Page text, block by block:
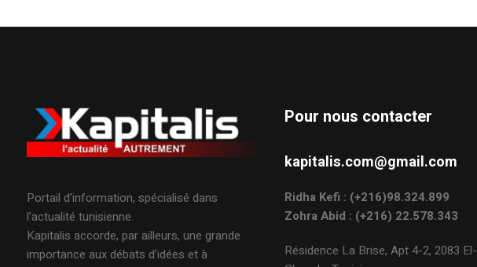
Portail d’information, spécialisé dans
l’actualité tunisienne.
Kapitalis accorde, par ailleurs, une grande
importance aux débats d’idées et à
Pour nous contacter
kapitalis.com@gmail.com
Ridha Kefi : (+216)98.324.899
Zohra Abid : (+216) 22.578.343
Résidence La Brise, Apt 4-2, 2083 El-